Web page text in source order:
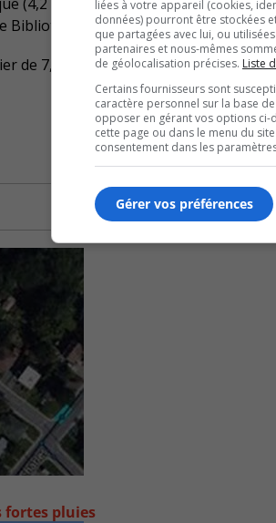
Bibliothèque.
de 7,6 M $ d’investissements.
contre les
liées à votre appareil (cookies,
données) pourront être stockées
que partagées avec lui, ou
partenaires et nous-mêmes
de géolocalisation précises. Liste
Certains fournisseurs sont
caractère personnel sur la base
opposer en gérant vos options ci-
cette page ou dans le menu du
consentement dans les
Gérer vos préférences